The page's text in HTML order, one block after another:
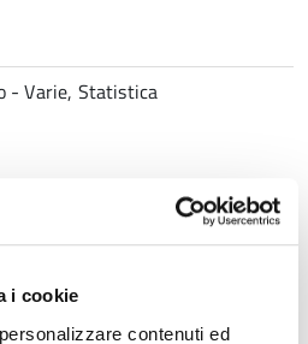
i cookie
contenuti ed
- Varie, Statistica